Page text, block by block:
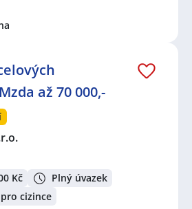
až 70 000,-
Kč
Plný úvazek
cizince